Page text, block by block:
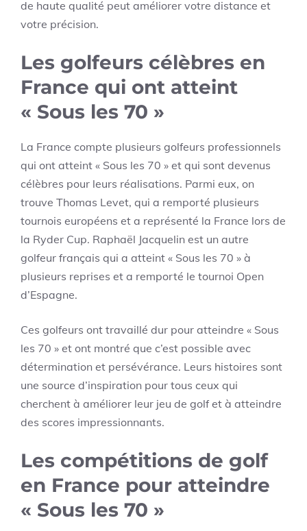
de haute qualité peut améliorer votre distance et
votre précision.
Les golfeurs célèbres en
France qui ont atteint
« Sous les 70 »
La France compte plusieurs golfeurs professionnels
qui ont atteint « Sous les 70 » et qui sont devenus
célèbres pour leurs réalisations. Parmi eux, on
trouve Thomas Levet, qui a remporté plusieurs
tournois européens et a représenté la France lors de
la Ryder Cup. Raphaël Jacquelin est un autre
golfeur français qui a atteint « Sous les 70 » à
plusieurs reprises et a remporté le tournoi Open
d’Espagne.
Ces golfeurs ont travaillé dur pour atteindre « Sous
les 70 » et ont montré que c’est possible avec
détermination et persévérance. Leurs histoires sont
une source d’inspiration pour tous ceux qui
cherchent à améliorer leur jeu de golf et à atteindre
des scores impressionnants.
Les compétitions de golf
en France pour atteindre
« Sous les 70 »